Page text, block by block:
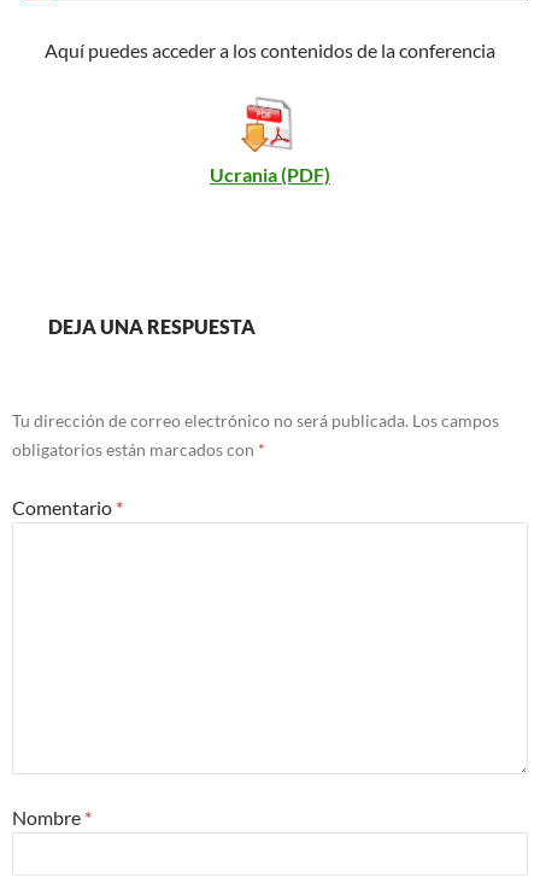
Aquí puedes acceder a los contenidos de la conferencia
Ucrania (PDF)
DEJA UNA RESPUESTA
Tu dirección de correo electrónico no será publicada. Los campos
obligatorios están marcados con *
Comentario *
Nombre *